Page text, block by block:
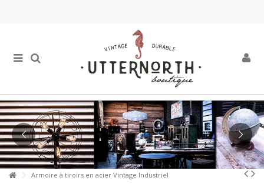
Armoire à tiroirs en acier Vintage Industriel